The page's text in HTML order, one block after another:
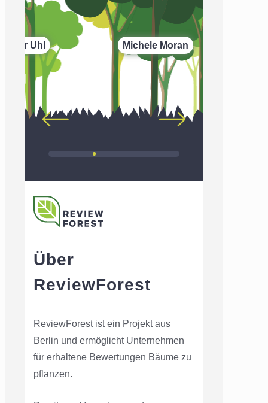
Über
ReviewForest
ReviewForest ist ein Projekt aus
Berlin und ermöglicht Unternehmen
für erhaltene Bewertungen Bäume zu
pflanzen.